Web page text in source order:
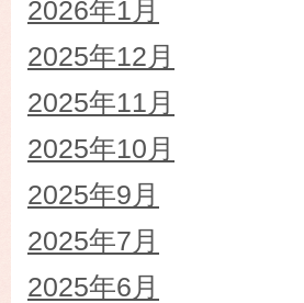
2026年1月
2025年12月
2025年11月
2025年10月
2025年9月
2025年7月
2025年6月